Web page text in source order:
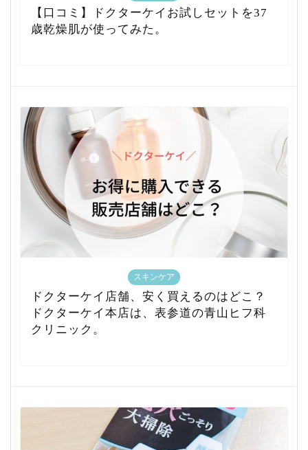
【口コミ】ドクターケイお試しセットを37
歳乾燥肌が使ってみた。
スキンケア
ドクターケイ店舗、安く買えるのはどこ？
ドクターケイ本店は、表参道の青山ヒフ科
クリニック。